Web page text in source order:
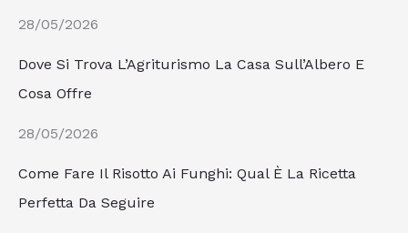
28/05/2026
Dove Si Trova L’Agriturismo La Casa Sull’Albero E
Cosa Offre
28/05/2026
Come Fare Il Risotto Ai Funghi: Qual È La Ricetta
Perfetta Da Seguire